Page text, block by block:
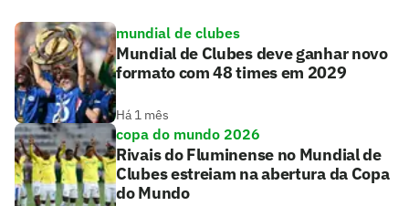
mundial de clubes
Mundial de Clubes deve ganhar novo
formato com 48 times em 2029
Há 1 mês
copa do mundo 2026
Rivais do Fluminense no Mundial de
Clubes estreiam na abertura da Copa
do Mundo